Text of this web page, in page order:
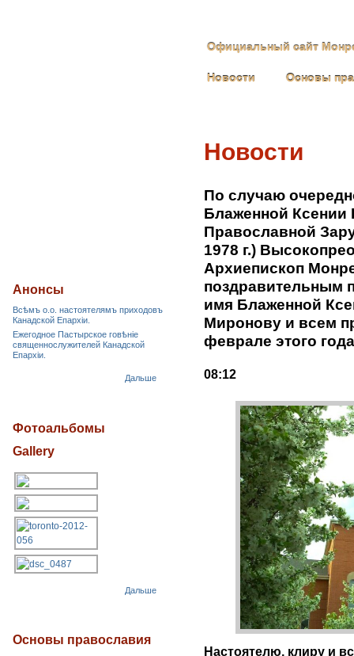
Официальный сайт
Новости Основы
Новости
По случаю
Блаженной Ксении
Православной
1978 г.)
Архиепископ
поздравительным
имя Блаженной
Миронову и всем
феврале этого
08:12
Настоятелю, клиру и
Анонсы
Всѣмъ о.о. настоятелямъ приходовъ
Канадской Епархiи.
Ежегодное Пастырское говѣніе
священнослужителей Канадской
Епархіи.
Дальше
Фотоальбомы
Gallery
Дальше
Основы православия